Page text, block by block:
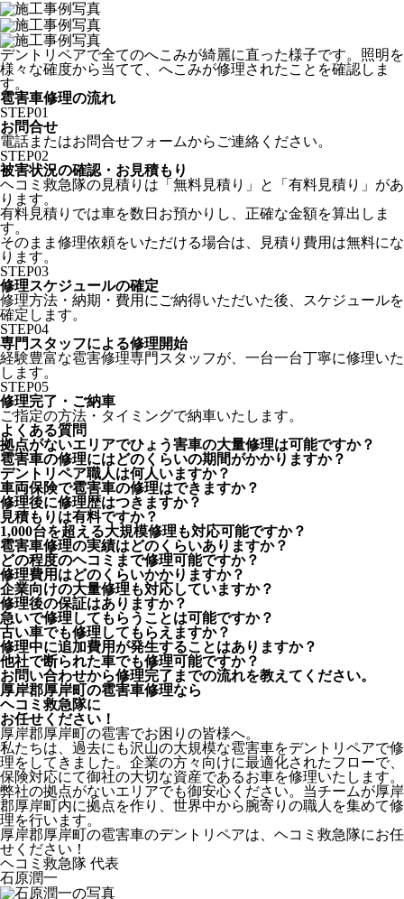
デントリペアで全てのへこみが綺麗に直った様子です。照明を
様々な確度から当てて、へこみが修理されたことを確認しま
す。
雹害車修理の流れ
STEP01
お問合せ
電話またはお問合せフォームからご連絡ください。
STEP02
被害状況の確認・お見積もり
ヘコミ救急隊の見積りは「無料見積り」と「有料見積り」があ
ります。
有料見積りでは車を数日お預かりし、正確な金額を算出しま
す。
そのまま修理依頼をいただける場合は、見積り費用は無料にな
ります。
STEP03
修理スケジュールの確定
修理方法・納期・費用にご納得いただいた後、スケジュールを
確定します。
STEP04
専門スタッフによる修理開始
経験豊富な雹害修理専門スタッフが、一台一台丁寧に修理いた
します。
STEP05
修理完了・ご納車
ご指定の方法・タイミングで納車いたします。
よくある質問
拠点がないエリアでひょう害車の大量修理は可能ですか？
雹害車の修理にはどのくらいの期間がかかりますか？
デントリペア職人は何人いますか？
車両保険で雹害車の修理はできますか？
修理後に修理歴はつきますか？
見積もりは有料ですか？
1,000台を超える大規模修理も対応可能ですか？
雹害車修理の実績はどのくらいありますか？
どの程度のヘコミまで修理可能ですか？
修理費用はどのくらいかかりますか？
企業向けの大量修理も対応していますか？
修理後の保証はありますか？
急いで修理してもらうことは可能ですか？
古い車でも修理してもらえますか？
修理中に追加費用が発生することはありますか？
他社で断られた車でも修理可能ですか？
お問い合わせから修理完了までの流れを教えてください。
厚岸郡厚岸町の雹害車修理なら
ヘコミ救急隊に
お任せください！
厚岸郡厚岸町の雹害でお困りの皆様へ。
私たちは、過去にも沢山の大規模な雹害車をデントリペアで修
理をしてきました。企業の方々向けに最適化されたフローで、
保険対応にて御社の大切な資産であるお車を修理いたします。
弊社の拠点がないエリアでも御安心ください。当チームが厚岸
郡厚岸町内に拠点を作り、世界中から腕寄りの職人を集めて修
理を行います。
厚岸郡厚岸町の雹害車のデントリペアは、ヘコミ救急隊にお任
せください！
ヘコミ救急隊 代表
石原潤一